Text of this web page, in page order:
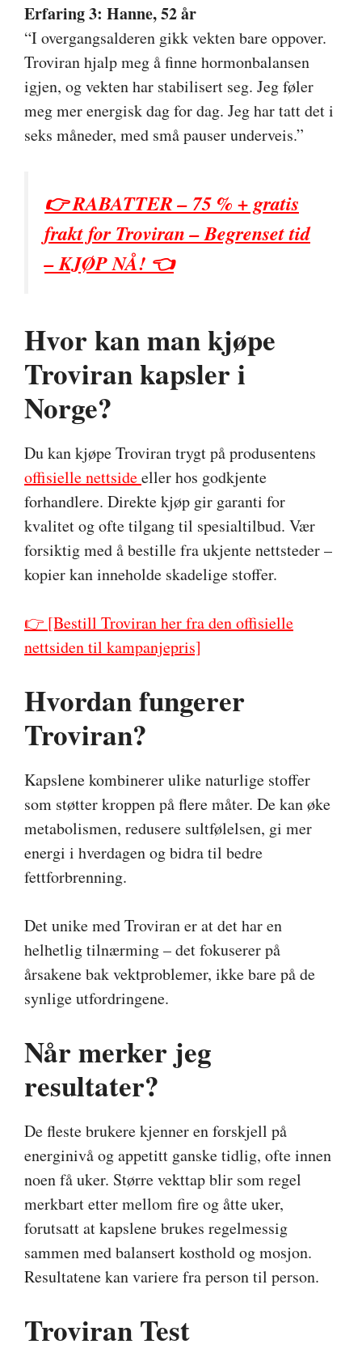
Erfaring 3: Hanne, 52 år
“I overgangsalderen gikk vekten bare oppover.
Troviran hjalp meg å finne hormonbalansen
igjen, og vekten har stabilisert seg. Jeg føler
meg mer energisk dag for dag. Jeg har tatt det i
seks måneder, med små pauser underveis.”
👉 RABATTER – 75 % + gratis
frakt for Troviran – Begrenset tid
– KJØP NÅ! 👈
Hvor kan man kjøpe
Troviran kapsler i
Norge?
Du kan kjøpe Troviran trygt på produsentens
offisielle nettsideeller hos godkjente
forhandlere. Direkte kjøp gir garanti for
kvalitet og ofte tilgang til spesialtilbud. Vær
forsiktig med å bestille fra ukjente nettsteder –
kopier kan inneholde skadelige stoffer.
👉 [Bestill Troviran her fra den offisielle
nettsiden til kampanjepris]
Hvordan fungerer
Troviran?
Kapslene kombinerer ulike naturlige stoffer
som støtter kroppen på flere måter. De kan øke
metabolismen, redusere sultfølelsen, gi mer
energi i hverdagen og bidra til bedre
fettforbrenning.
Det unike med Troviran er at det har en
helhetlig tilnærming – det fokuserer på
årsakene bak vektproblemer, ikke bare på de
synlige utfordringene.
Når merker jeg
resultater?
De fleste brukere kjenner en forskjell på
energinivå og appetitt ganske tidlig, ofte innen
noen få uker. Større vekttap blir som regel
merkbart etter mellom fire og åtte uker,
forutsatt at kapslene brukes regelmessig
sammen med balansert kosthold og mosjon.
Resultatene kan variere fra person til person.
Troviran Test